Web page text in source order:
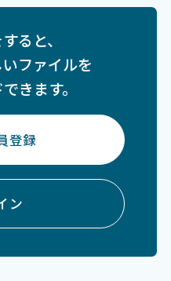
ると、
ファイルを
きます。
登録
ン